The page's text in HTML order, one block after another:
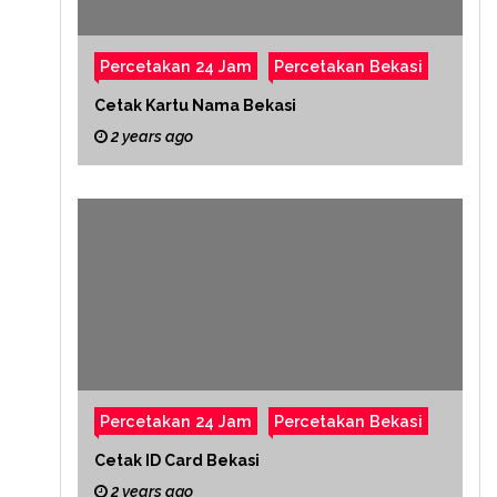
Percetakan 24 Jam Percetakan Bekasi
Cetak Kartu Nama Bekasi
2 years ago
Percetakan 24 Jam Percetakan Bekasi
Cetak ID Card Bekasi
2 years ago